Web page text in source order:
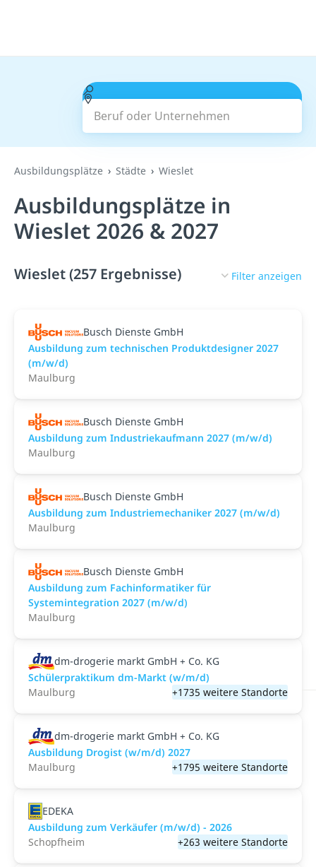
Beruf oder Unternehmen
Suchen
Ausbildungsplätze Städte Wieslet
Ausbildungsplätze in
Wieslet 2026 & 2027
Wieslet (257 Ergebnisse) Filter anzeigen
Busch Dienste GmbH
Ausbildung zum technischen Produktdesigner 2027
(m/w/d)
Maulburg
Busch Dienste GmbH
Ausbildung zum Industriekaufmann 2027 (m/w/d)
Maulburg
Busch Dienste GmbH
Ausbildung zum Industriemechaniker 2027 (m/w/d)
Maulburg
Busch Dienste GmbH
Ausbildung zum Fachinformatiker für
Systemintegration 2027 (m/w/d)
Maulburg
dm-drogerie markt GmbH + Co. KG
Schülerpraktikum dm-Markt (w/m/d)
Maulburg
+1735 weitere Standorte
dm-drogerie markt GmbH + Co. KG
Ausbildung Drogist (w/m/d) 2027
Maulburg
+1795 weitere Standorte
EDEKA
Ausbildung zum Verkäufer (m/w/d) - 2026
Schopfheim
+263 weitere Standorte